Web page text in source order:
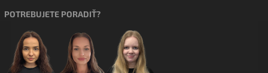
POTREBUJETE PORADIŤ?